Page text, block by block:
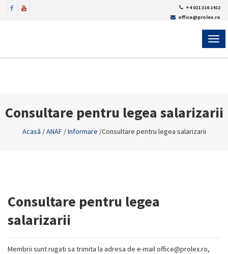
+4 021 316 1412
office@prolex.ro
Consultare pentru legea salarizarii
Acasă /ANAF/Informare /Consultare pentru legea salarizarii
Consultare pentru legea
salarizarii
Membrii sunt rugati sa trimita la adresa de e-mail office@prolex.ro,